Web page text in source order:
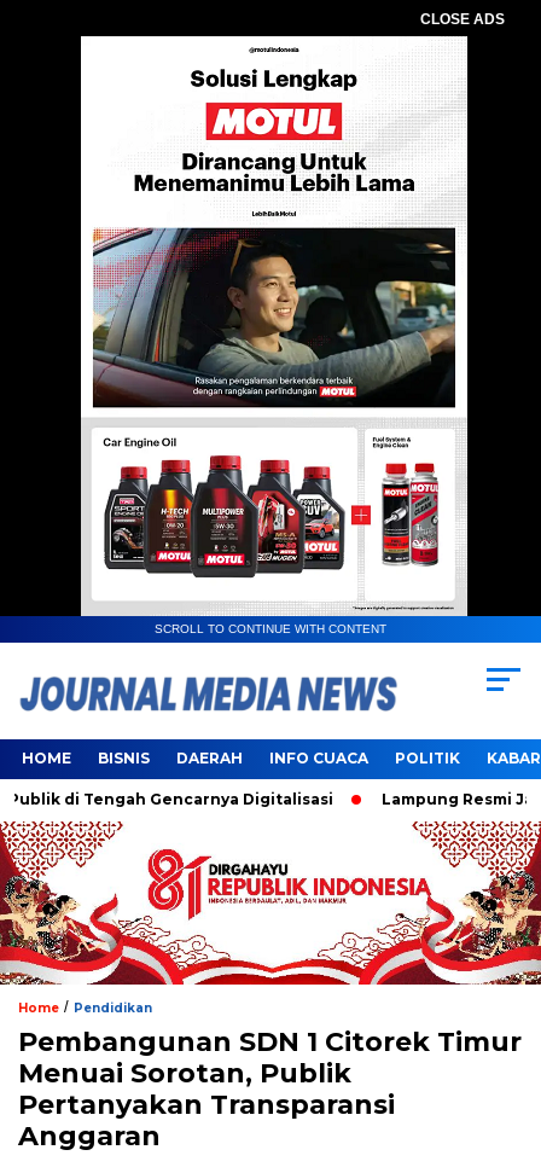
CLOSE ADS
SCROLL TO CONTINUE WITH CONTENT
HOME BISNIS DAERAH INFO CUACA POLITIK
di Tengah Gencarnya Digitalisasi Lampung Resmi Jadi
Home / Pendidikan
Pembangunan SDN 1 Citorek Timur
Menuai Sorotan, Publik
Pertanyakan Transparansi
Anggaran